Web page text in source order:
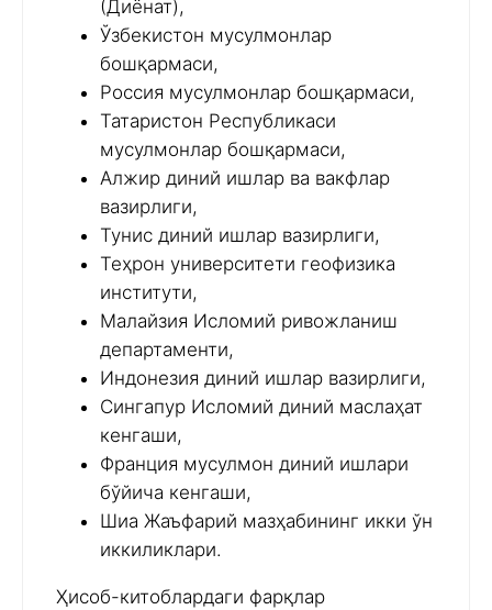
(Диёнат),
Ўзбекистон мусулмонлар
бошқармаси,
Россия мусулмонлар бошқармаси,
Татаристон Республикаси
мусулмонлар бошқармаси,
Алжир диний ишлар ва вакфлар
вазирлиги,
Тунис диний ишлар вазирлиги,
Теҳрон университети геофизика
институти,
Малайзия Исломий ривожланиш
департаменти,
Индонезия диний ишлар вазирлиги,
Сингапур Исломий диний маслаҳат
кенгаши,
Франция мусулмон диний ишлари
бўйича кенгаши,
Шиа Жаъфарий мазҳабининг икки ўн
иккиликлари.
Ҳисоб-китоблардаги фарқлар